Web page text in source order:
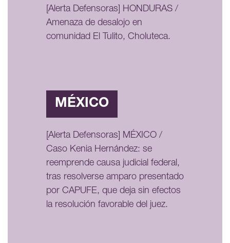
[Alerta Defensoras] HONDURAS /
Amenaza de desalojo en
comunidad El Tulito, Choluteca.
MÉXICO
[Alerta Defensoras] MÉXICO /
Caso Kenia Hernández: se
reemprende causa judicial federal,
tras resolverse amparo presentado
por CAPUFE, que deja sin efectos
la resolución favorable del juez.